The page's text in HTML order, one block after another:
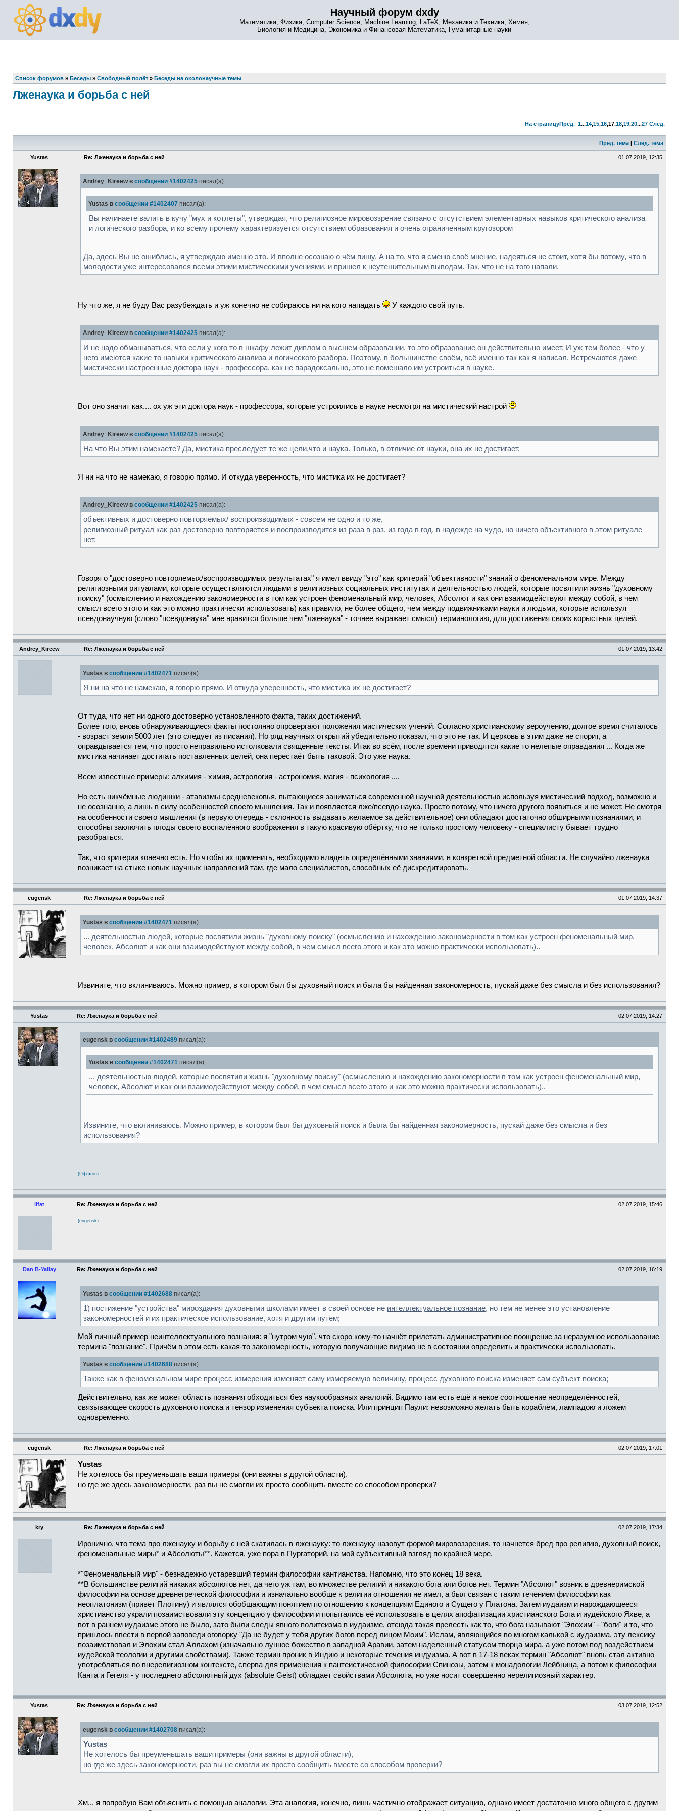
Научный форум dxdy
Математика, Физика, Computer Science, Machine Learning, LaTeX, Механика и Техника, Химия,
Биология и Медицина, Экономика и Финансовая Математика, Гуманитарные науки
Список форумов » Беседы » Свободный полёт » Беседы на околонаучные темы
Лженаука и борьба с ней
На страницуПред. 1...14,15,16,17,18,19,20...27 След.
Пред. тема | След. тема
Yustas Re: Лженаука и борьба с ней 01.07.2019, 12:35
Andrey_Kireew в сообщении #1402425 писал(а):
Yustas в сообщении #1402407 писал(а):
Вы начинаете валить в кучу "мух и котлеты", утверждая, что религиозное мировоззрение связано с отсутствием элементарных навыков критического анализа
и логического разбора, и ко всему прочему характеризуется отсутствием образования и очень ограниченным кругозором
Да, здесь Вы не ошиблись, я утверждаю именно это. И вполне осознаю о чём пишу. А на то, что я сменю своё мнение, надеяться не стоит, хотя бы потому, что в
молодости уже интересовался всеми этими мистическими учениями, и пришел к неутешительным выводам. Так, что не на того напали.
Ну что же, я не буду Вас разубеждать и уж конечно не собираюсь ни на кого нападать У каждого свой путь.
Andrey_Kireew в сообщении #1402425 писал(а):
И не надо обманываться, что если у кого то в шкафу лежит диплом о высшем образовании, то это образование он действительно имеет. И уж тем более - что у
него имеются какие то навыки критического анализа и логического разбора. Поэтому, в большинстве своём, всё именно так как я написал. Встречаются даже
мистически настроенные доктора наук - профессора, как не парадоксально, это не помешало им устроиться в науке.
Вот оно значит как.... ох уж эти доктора наук - профессора, которые устроились в науке несмотря на мистический настрой
Andrey_Kireew в сообщении #1402425 писал(а):
На что Вы этим намекаете? Да, мистика преследует те же цели,что и наука. Только, в отличие от науки, она их не достигает.
Я ни на что не намекаю, я говорю прямо. И откуда уверенность, что мистика их не достигает?
Andrey_Kireew в сообщении #1402425 писал(а):
объективных и достоверно повторяемых/ воспроизводимых - совсем не одно и то же,
религиозный ритуал как раз достоверно повторяется и воспроизводится из раза в раз, из года в год, в надежде на чудо, но ничего объективного в этом ритуале
нет.
Говоря о "достоверно повторяемых/воспроизводимых результатах" я имел ввиду "это" как критерий "объективности" знаний о феноменальном мире. Между
религиозными ритуалами, которые осуществляются людьми в религиозных социальных институтах и деятельностью людей, которые посвятили жизнь "духовному
поиску" (осмыслению и нахождению закономерности в том как устроен феноменальный мир, человек, Абсолют и как они взаимодействуют между собой, в чем
смысл всего этого и как это можно практически использовать) как правило, не более общего, чем между подвижниками науки и людьми, которые используя
псевдонаучную (слово "псевдонаука" мне нравится больше чем "лженаука" - точнее выражает смысл) терминологию, для достижения своих корыстных целей.
Andrey_Kireew Re: Лженаука и борьба с ней 01.07.2019, 13:42
Yustas в сообщении #1402471 писал(а):
Я ни на что не намекаю, я говорю прямо. И откуда уверенность, что мистика их не достигает?
От туда, что нет ни одного достоверно установленного факта, таких достижений.
Более того, вновь обнаруживающиеся факты постоянно опровергают положения мистических учений. Согласно христианскому вероучению, долгое время считалось
- возраст земли 5000 лет (это следует из писания). Но ряд научных открытий убедительно показал, что это не так. И церковь в этим даже не спорит, а
оправдывается тем, что просто неправильно истолковали священные тексты. Итак во всём, после времени приводятся какие то нелепые оправдания ... Когда же
мистика начинает достигать поставленных целей, она перестаёт быть таковой. Это уже наука.
Всем известные примеры: алхимия - химия, астрология - астрономия, магия - психология ....
Но есть никчёмные людишки - атавизмы средневековья, пытающиеся заниматься современной научной деятельностью используя мистический подход, возможно и
не осознанно, а лишь в силу особенностей своего мышления. Так и появляется лже/псевдо наука. Просто потому, что ничего другого появиться и не может. Не смотря
на особенности своего мышления (в первую очередь - склонность выдавать желаемое за действительное) они обладают достаточно обширными познаниями, и
способны заключить плоды своего воспалённого воображения в такую красивую обёртку, что не только простому человеку - специалисту бывает трудно
разобраться.
Так, что критерии конечно есть. Но чтобы их применить, необходимо владеть определёнными знаниями, в конкретной предметной области. Не случайно лженаука
возникает на стыке новых научных направлений там, где мало специалистов, способных её дискредитировать.
eugensk Re: Лженаука и борьба с ней 01.07.2019, 14:37
Yustas в сообщении #1402471 писал(а):
... деятельностью людей, которые посвятили жизнь "духовному поиску" (осмыслению и нахождению закономерности в том как устроен феноменальный мир,
человек, Абсолют и как они взаимодействуют между собой, в чем смысл всего этого и как это можно практически использовать)..
Извините, что вклиниваюсь. Можно пример, в котором был бы духовный поиск и была бы найденная закономерность, пускай даже без смысла и без использования?
Yustas Re: Лженаука и борьба с ней 02.07.2019, 14:27
eugensk в сообщении #1402489 писал(а):
Yustas в сообщении #1402471 писал(а):
... деятельностью людей, которые посвятили жизнь "духовному поиску" (осмыслению и нахождению закономерности в том как устроен феноменальный мир,
человек, Абсолют и как они взаимодействуют между собой, в чем смысл всего этого и как это можно практически использовать)..
Извините, что вклиниваюсь. Можно пример, в котором был бы духовный поиск и была бы найденная закономерность, пускай даже без смысла и без
использования?
(Оффтоп)
iifat Re: Лженаука и борьба с ней 02.07.2019, 15:46
(eugensk)
Dan B-Yallay Re: Лженаука и борьба с ней 02.07.2019, 16:19
Yustas в сообщении #1402688 писал(а):
1) постижение "устройства" мироздания духовными школами имеет в своей основе не интеллектуальное познание, но тем не менее это установление
закономерностей и их практическое использование, хотя и другим путем;
Мой личный пример неинтеллектуального познания: я "нутром чую", что скоро кому-то начнёт прилетать административное поощрение за неразумное использование
термина "познание". Причём в этом есть какая-то закономерность, которую получающие видимо не в состоянии определить и практически использовать.
Yustas в сообщении #1402688 писал(а):
Также как в феноменальном мире процесс измерения изменяет саму измеряемую величину, процесс духовного поиска изменяет сам субъект поиска;
Действительно, как же может область познания обходиться без наукообразных аналогий. Видимо там есть ещё и некое соотношение неопределённостей,
связывающее скорость духовного поиска и тензор изменения субъекта поиска. Или принцип Паули: невозможно желать быть кораблём, лампадою и ложем
одновременно.
eugensk Re: Лженаука и борьба с ней 02.07.2019, 17:01
Yustas
Не хотелось бы преуменьшать ваши примеры (они важны в другой области),
но где же здесь закономерности, раз вы не смогли их просто сообщить вместе со способом проверки?
kry Re: Лженаука и борьба с ней 02.07.2019, 17:34
Иронично, что тема про лженауку и борьбу с ней скатилась в лженауку: то лженауку назовут формой мировоззрения, то начнется бред про религию, духовный поиск,
феноменальные миры* и Абсолюты**. Кажется, уже пора в Пургаторий, на мой субъективный взгляд по крайней мере.
*"Феноменальный мир" - безнадежно устаревший термин философии кантианства. Напомню, что это конец 18 века.
**В большинстве религий никаких абсолютов нет, да чего уж там, во множестве религий и никакого бога или богов нет. Термин "Абсолют" возник в древнеримской
философии на основе древнегреческой философии и изначально вообще к религии отношения не имел, а был связан с таким течением философии как
неоплатонизм (привет Плотину) и являлся обобщающим понятием по отношению к концепциям Единого и Сущего у Платона. Затем иудаизм и нарождающееся
христианство украли позаимствовали эту концепцию у философии и попытались её использовать в целях апофатизации христианского Бога и иудейского Яхве, а
вот в раннем иудаизме этого не было, зато были следы явного политеизма в иудаизме, отсюда такая прелесть как то, что бога называют "Элохим" - "боги" и то, что
пришлось ввести в первой заповеди оговорку "Да не будет у тебя других богов перед лицом Моим". Ислам, являющийся во многом калькой с иудаизма, эту лексику
позаимствовал и Элохим стал Аллахом (изначально лунное божество в западной Аравии, затем наделенный статусом творца мира, а уже потом под воздействием
иудейской теологии и другими свойствами). Также термин проник в Индию и некоторые течения индуизма. А вот в 17-18 веках термин "Абсолют" вновь стал активно
употребляться во внерелигиозном контексте, сперва для применения к пантеистической философии Спинозы, затем к монадологии Лейбница, а потом к философии
Канта и Гегеля - у последнего абсолютный дух (absolute Geist) обладает свойствами Абсолюта, но уже носит совершенно нерелигиозный характер.
Yustas Re: Лженаука и борьба с ней 03.07.2019, 12:52
eugensk в сообщении #1402708 писал(а):
Yustas
Не хотелось бы преуменьшать ваши примеры (они важны в другой области),
но где же здесь закономерности, раз вы не смогли их просто сообщить вместе со способом проверки?
Хм... я попробую Вам объяснить с помощью аналогии. Эта аналогия, конечно, лишь частично отображает ситуацию, однако имеет достаточно много общего с другим